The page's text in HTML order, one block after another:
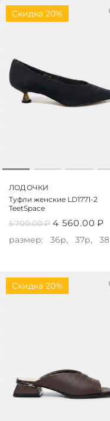
Скидка 20%
ЛОДОЧКИ
Туфли женские LD1771-2
TeetSpace
5 700.00₽ 4 560.00 ₽
размер: 36р, 37р, 38р,
Скидка 20%